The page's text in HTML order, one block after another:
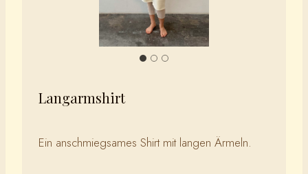
Langarmshirt
Ein anschmiegsames Shirt mit langen Ärmeln.